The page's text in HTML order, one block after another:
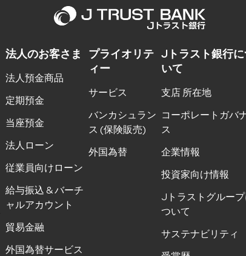
法人のお客さま
法人預金商品
定期預金
当座預金
法人ローン
従業員向けローン
給与振込 & バーチ
ャルアカウント
貿易金融
外国為替サービス
プライオリテ
ィー
サービス
バンカシュラン
ス (保険販売)
外国為替
Jトラスト銀行
いて
支店 所在地
コーポレートガバ
ス
企業情報
投資家向け情報
Jトラストグルー
ついて
サステナビリティ